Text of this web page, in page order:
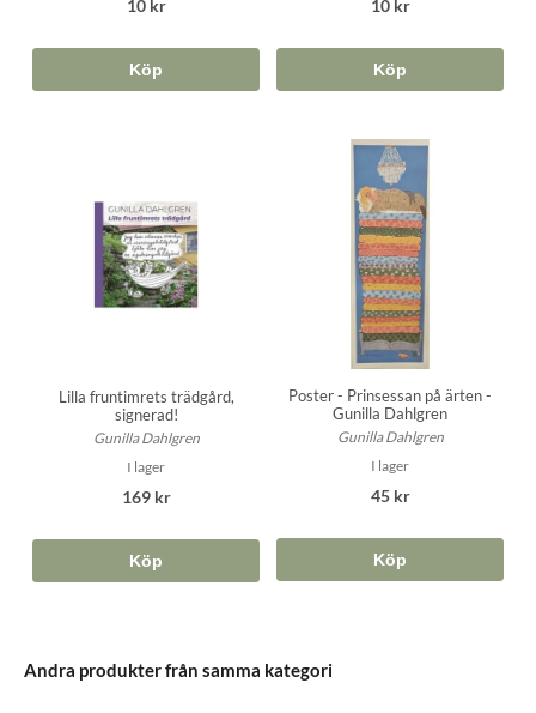
10 kr
Köp
10 kr
Köp
Lilla fruntimrets trädgård,
signerad!
Gunilla Dahlgren
I lager
169 kr
Köp
Poster - Prinsessan på ärten -
Gunilla Dahlgren
Gunilla Dahlgren
I lager
45 kr
Köp
Andra produkter från samma kategori